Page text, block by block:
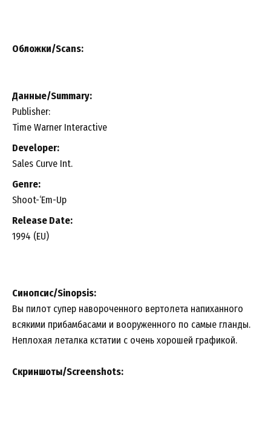
Обложки/Scans:
Данные/Summary:
Publisher:
Time Warner Interactive
Developer:
Sales Curve Int.
Genre:
Shoot-‘Em-Up
Release Date:
1994 (EU)
Синопсис/Sinopsis:
Вы пилот супер навороченного вертолета напиханного
всякими прибамбасами и вооруженного по самые гланды.
Неплохая леталка кстатии с очень хорошей графикой.
Скриншоты/Screenshots: